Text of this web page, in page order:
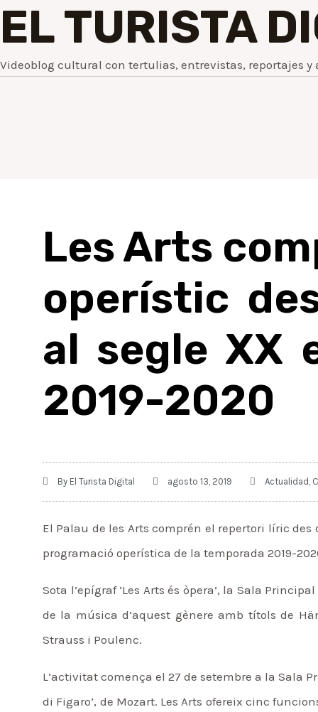
EL TURISTA
Videoblog cultural con tertulias, entrevistas, reportajes y
Les Arts
operístic
al segle XX
2019-2020
By El Turista Digital agosto 13, 2019 Actualidad
El Palau de les Arts comprén el repertori líric
programació operística de la temporada 2019-
Sota l’epígraf ‘Les Arts és òpera’, la Sala
de la música d’aquest gènere amb títols de
Strauss i Poulenc.
L’activitat comença el 27 de setembre a la Sala
di Figaro’, de Mozart. Les Arts ofereix cinc